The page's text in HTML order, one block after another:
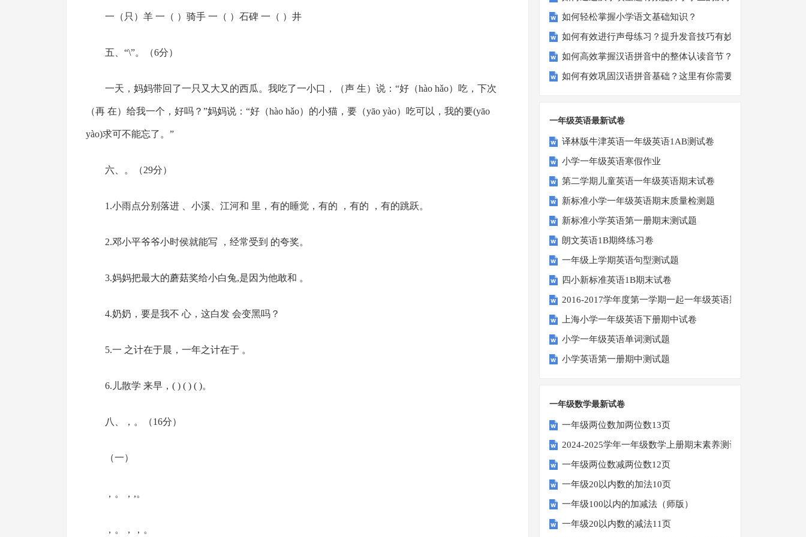
一（只）羊 一（ ）骑手 一（ ）石碑 一（ ）井
五、“\”。（6分）
一天，妈妈带回了一只又大又的西瓜。我吃了一小口，（声 生）说：“好（hào hǎo）吃，下次
（再 在）给我一个，好吗？”妈妈说：“好（hào hǎo）的小猫，要（yāo yào）吃可以，我的要(yāo
yào)求可不能忘了。”
六、。（29分）
1.小雨点分别落进 、小溪、江河和 里，有的睡觉，有的 ，有的 ，有的跳跃。
2.邓小平爷爷小时侯就能写 ，经常受到 的夸奖。
3.妈妈把最大的蘑菇奖给小白兔,是因为他敢和 。
4.奶奶，要是我不 心，这白发 会变黑吗？
5.一 之计在于晨，一年之计在于 。
6.儿散学 来早，( ) ( ) ( )。
八、，。（16分）
（一）
，。，,。
，。，，。
如何轻松掌握小学语文基础知识？
如何有效进行声母练习？提升发音技巧有妙招！
如何高效掌握汉语拼音中的整体认读音节？
如何有效巩固汉语拼音基础？这里有你需要的所有技巧！
一年级英语最新试卷
译林版牛津英语一年级英语1AB测试卷
小学一年级英语寒假作业
第二学期儿童英语一年级英语期末试卷
新标准小学一年级英语期末质量检测题
新标准小学英语第一册期末测试题
朗文英语1B期终练习卷
一年级上学期英语句型测试题
四小新标准英语1B期末试卷
2016-2017学年度第一学期一起一年级英语期中试卷
上海小学一年级英语下册期中试卷
小学一年级英语单词测试题
小学英语第一册期中测试题
一年级数学最新试卷
一年级两位数加两位数13页
2024-2025学年一年级数学上册期末素养测评卷（考试版A4
一年级两位数减两位数12页
一年级20以内数的加法10页
一年级100以内的加减法（师版）
一年级20以内数的减法11页